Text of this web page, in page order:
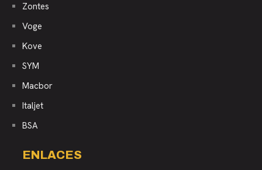
Zontes
Voge
Kove
SYM
Macbor
Italjet
BSA
ENLACES